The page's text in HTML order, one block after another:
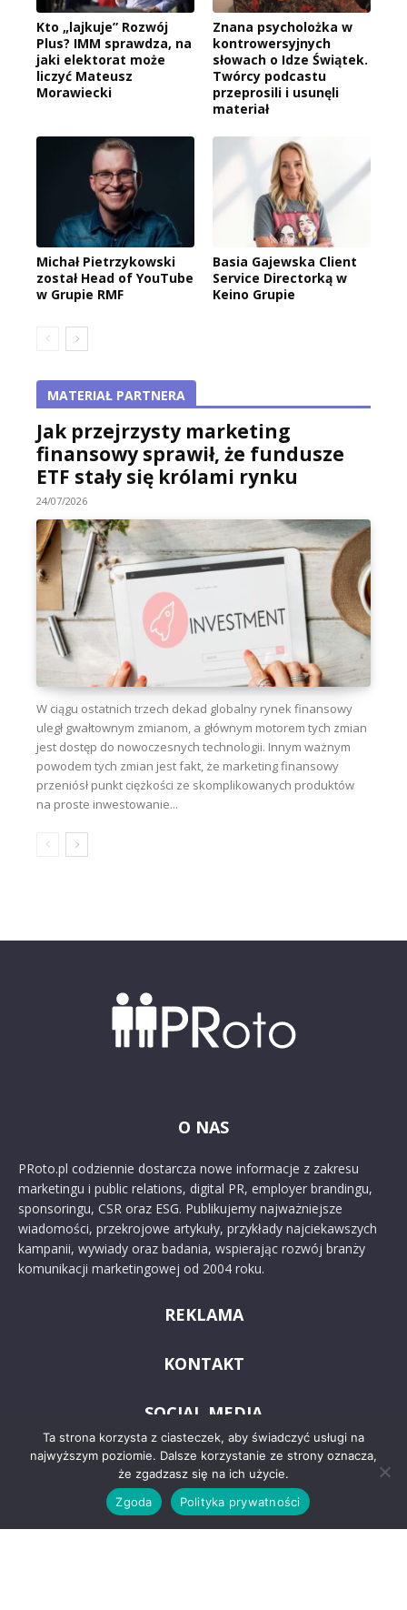
Kto „lajkuje” Rozwój
Plus? IMM sprawdza, na
jaki elektorat może
liczyć Mateusz
Morawiecki
Znana psycholożka w
kontrowersyjnych
słowach o Idze Świątek.
Twórcy podcastu
przeprosili i usunęli
materiał
Michał Pietrzykowski
został Head of YouTube
w Grupie RMF
Basia Gajewska Client
Service Directorką w
Keino Grupie
MATERIAŁ PARTNERA
Jak przejrzysty marketing
finansowy sprawił, że fundusze
ETF stały się królami rynku
24/07/2026
W ciągu ostatnich trzech dekad globalny rynek finansowy
uległ gwałtownym zmianom, a głównym motorem tych zmian
jest dostęp do nowoczesnych technologii. Innym ważnym
powodem tych zmian jest fakt, że marketing finansowy
przeniósł punkt ciężkości ze skomplikowanych produktów
na proste inwestowanie...
O NAS
PRoto.pl codziennie dostarcza nowe informacje z zakresu
marketingu i public relations, digital PR, employer brandingu,
sponsoringu, CSR oraz ESG. Publikujemy najważniejsze
wiadomości, przekrojowe artykuły, przykłady najciekawszych
kampanii, wywiady oraz badania, wspierając rozwój branży
komunikacji marketingowej od 2004 roku.
REKLAMA
KONTAKT
SOCIAL MEDIA
Ta strona korzysta z ciasteczek, aby świadczyć usługi na
najwyższym poziomie. Dalsze korzystanie ze strony oznacza,
że zgadzasz się na ich użycie.
Zgoda
Polityka prywatności